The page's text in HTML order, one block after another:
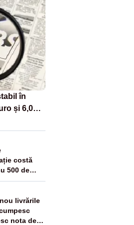
în
și 6,0%
costă
500 de
livrările
nota de